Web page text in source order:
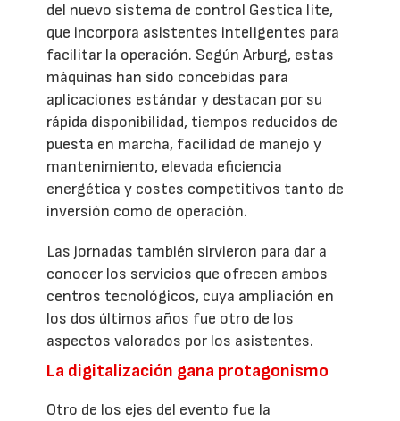
del nuevo sistema de control Gestica lite,
que incorpora asistentes inteligentes para
facilitar la operación. Según Arburg, estas
máquinas han sido concebidas para
aplicaciones estándar y destacan por su
rápida disponibilidad, tiempos reducidos de
puesta en marcha, facilidad de manejo y
mantenimiento, elevada eficiencia
energética y costes competitivos tanto de
inversión como de operación.
Las jornadas también sirvieron para dar a
conocer los servicios que ofrecen ambos
centros tecnológicos, cuya ampliación en
los dos últimos años fue otro de los
aspectos valorados por los asistentes.
La digitalización gana protagonismo
Otro de los ejes del evento fue la